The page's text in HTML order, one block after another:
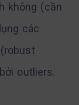
không (cần
các
outliers.